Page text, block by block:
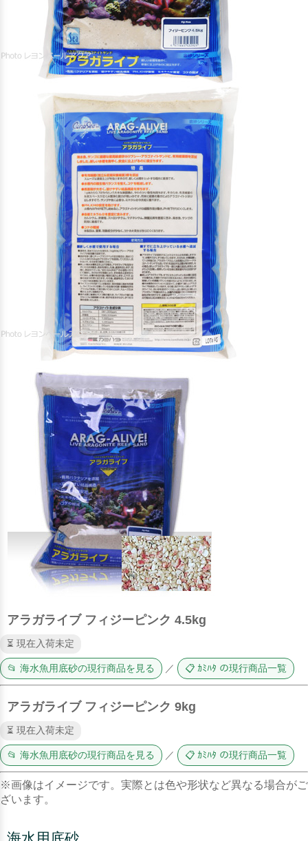
アラガライブ フィジーピンク 4.5kg
⏳ 現在入荷未定
📂 海水魚用底砂の現行商品を見る ／ 📋 ｶﾐﾊﾀ の現行商品一覧
アラガライブ フィジーピンク 9kg
⏳ 現在入荷未定
📂 海水魚用底砂の現行商品を見る ／ 📋 ｶﾐﾊﾀ の現行商品一覧
※画像はイメージです。実際とは色や形状など異なる場合がご
ざいます。